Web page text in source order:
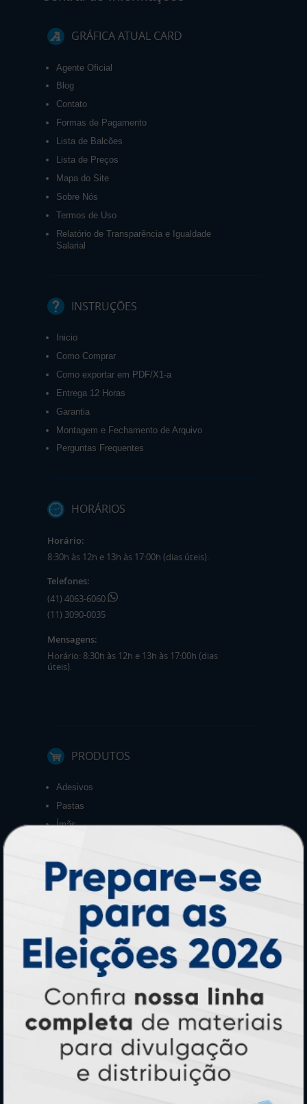
GRÁFICA ATUAL CARD
Agente Oficial
Blog
Contato
Formas de Pagamento
Lista de Balcões
Lista de Preços
Mapa do Site
Sobre Nós
Termos de Uso
Relatório de Transparência e Igualdade
Salarial
INSTRUÇÕES
Inicio
Como Comprar
Como exportar em PDF/X1-a
Entrega 12 Horas
Garantia
Montagem e Fechamento de Arquivo
Perguntas Frequentes
HORÁRIOS
Horário:
8:30h às 12h e 13h às 17:00h (dias úteis).
Telefones:
(41) 4063-6060
(11) 3090-0035
Mensagens:
Horário: 8:30h às 12h e 13h às 17:00h (dias
úteis).
PRODUTOS
Adesivos
Pastas
Ímãs
Folder, Flyer e Panfleto
Banners e Lonas
Calendários 2027
PAGUE COM